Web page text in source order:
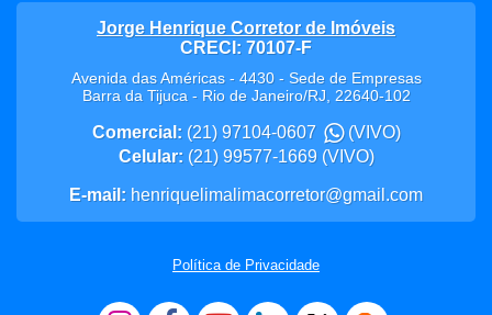
Jorge Henrique Corretor de Imóveis
CRECI: 70107-F
Avenida das Américas - 4430 - Sede de Empresas
Barra da Tijuca- Rio de Janeiro/RJ, 22640-102
Comercial: (21) 97104-0607
(VIVO)
Celular: (21) 99577-1669(VIVO)
E-mail: henriquelimalimacorretor@gmail.com
Política de Privacidade